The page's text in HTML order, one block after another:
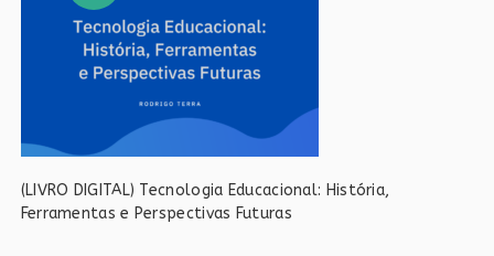
(LIVRO DIGITAL) Tecnologia Educacional: História,
Ferramentas e Perspectivas Futuras